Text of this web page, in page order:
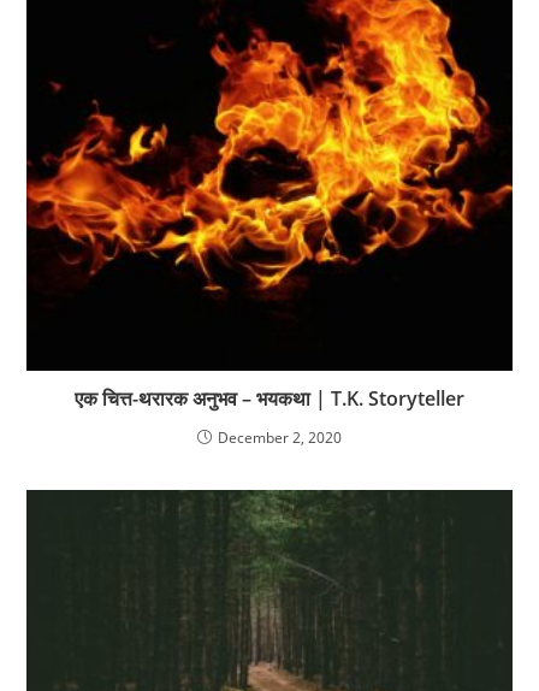
एक चित्त-थरारक अनुभव – भयकथा | T.K. Storyteller
December 2, 2020